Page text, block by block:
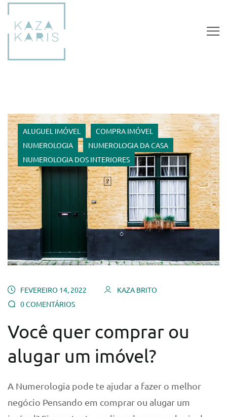
ALUGUEL IMÓVEL
COMPRA IMÓVEL
NUMEROLOGIA
NUMEROLOGIA DA CASA
NUMEROLOGIA DOS INTERIORES
FEVEREIRO 14, 2022
KAZA BRITO
0 COMENTÁRIOS
Você quer comprar ou
alugar um imóvel?
A Numerologia pode te ajudar a fazer o melhor
negócio Pensando em comprar ou alugar um